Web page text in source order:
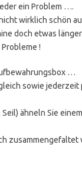
ein Problem ….
wirklich schön
doch etwas
!
…
sowie
ähneln Sie
zusammengefaltet